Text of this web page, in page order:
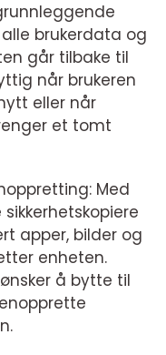
brukerdata og
går tilbake til
når brukeren
eller når
et tomt
Med
apper, bilder og
enheten.
å bytte til